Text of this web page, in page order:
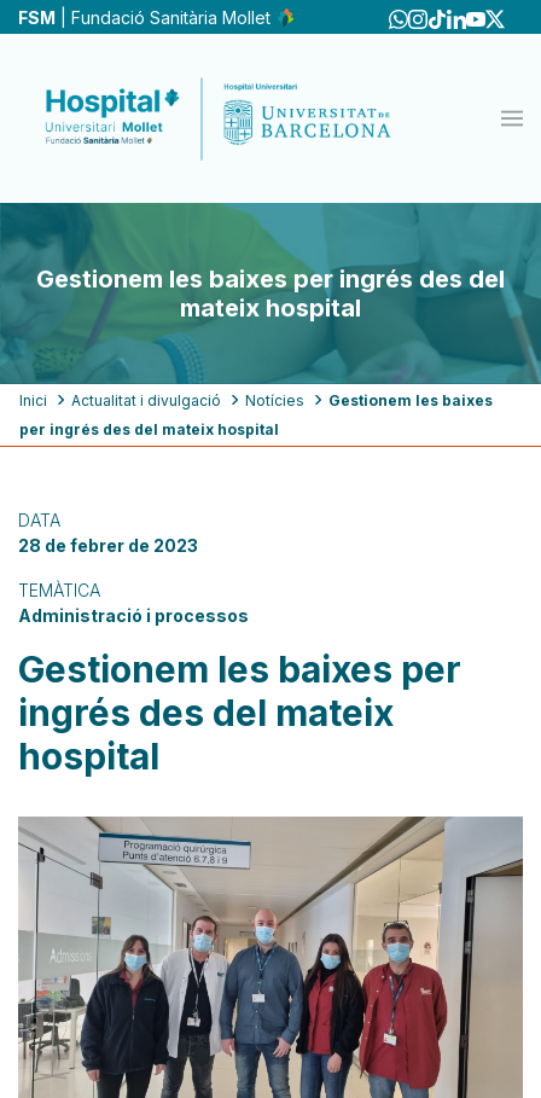
Vés
FSM | Fundació Sanitària Mollet
Gestionem les baixes per ingrés des del
mateix hospital
Fil
d'ariadna
Inici Actualitat i divulgació Notícies
Gestionem les baixes
per ingrés des del mateix hospital
DATA
28 de febrer de 2023
TEMÀTICA
Administració i processos
Gestionem les baixes per
ingrés des del mateix
hospital